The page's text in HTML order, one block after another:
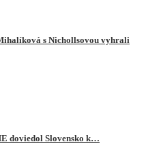
s Nichollsovou vyhrali
doviedol Slovensko k…